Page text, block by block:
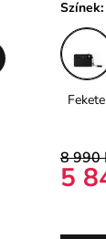
Színek:
Fekete
8 990
5